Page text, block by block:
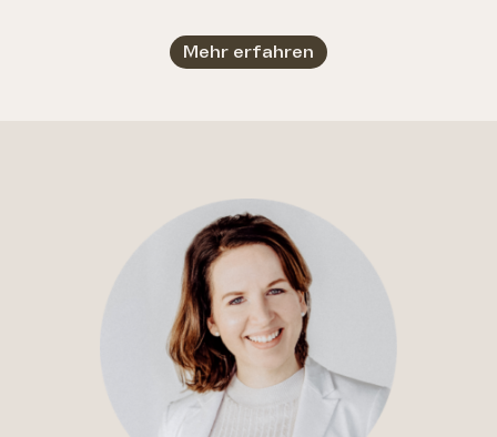
Mehr erfahren